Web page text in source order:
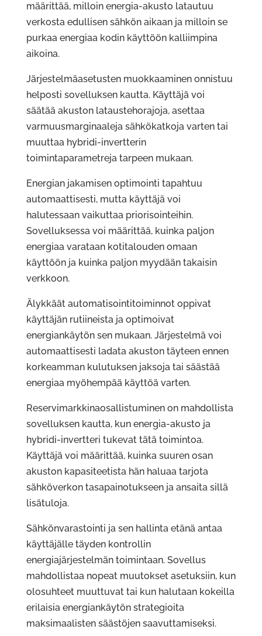
määrittää, milloin energia-akusto latautuu
verkosta edullisen sähkön aikaan ja milloin se
purkaa energiaa kodin käyttöön kalliimpina
aikoina.
Järjestelmäasetusten muokkaaminen onnistuu
helposti sovelluksen kautta. Käyttäjä voi
säätää akuston lataustehorajoja, asettaa
varmuusmarginaaleja sähkökatkoja varten tai
muuttaa hybridi-invertterin
toimintaparametreja tarpeen mukaan.
Energian jakamisen optimointi tapahtuu
automaattisesti, mutta käyttäjä voi
halutessaan vaikuttaa priorisointeihin.
Sovelluksessa voi määrittää, kuinka paljon
energiaa varataan kotitalouden omaan
käyttöön ja kuinka paljon myydään takaisin
verkkoon.
Älykkäät automatisointitoiminnot oppivat
käyttäjän rutiineista ja optimoivat
energiankäytön sen mukaan. Järjestelmä voi
automaattisesti ladata akuston täyteen ennen
korkeamman kulutuksen jaksoja tai säästää
energiaa myöhempää käyttöä varten.
Reservimarkkinaosallistuminen on mahdollista
sovelluksen kautta, kun energia-akusto ja
hybridi-invertteri tukevat tätä toimintoa.
Käyttäjä voi määrittää, kuinka suuren osan
akuston kapasiteetista hän haluaa tarjota
sähköverkon tasapainotukseen ja ansaita sillä
lisätuloja.
Sähkönvarastointi ja sen hallinta etänä antaa
käyttäjälle täyden kontrollin
energiajärjestelmän toimintaan. Sovellus
mahdollistaa nopeat muutokset asetuksiin, kun
olosuhteet muuttuvat tai kun halutaan kokeilla
erilaisia energiankäytön strategioita
maksimaalisten säästöjen saavuttamiseksi.